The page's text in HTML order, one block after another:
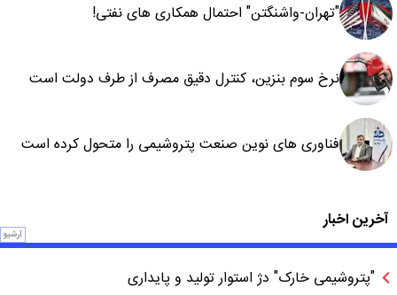
"تهران-واشنگتن" احتمال همکاری های نفتی!
نرخ سوم بنزین، کنترل دقیق مصرف از طرف دولت است
فناوری های نوین صنعت پتروشیمی را متحول کرده است
آخرین اخبار
آرشیو
"پتروشیمی خارک" دژ استوار تولید و پایداری